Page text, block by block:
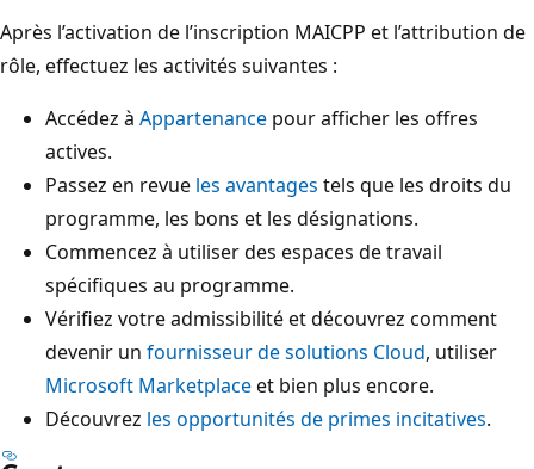
Après l’activation de l’inscription MAICPP et l’attribution de
rôle, effectuez les activités suivantes :
Accédez à Appartenance pour afficher les offres
actives.
Passez en revue les avantages tels que les droits du
programme, les bons et les désignations.
Commencez à utiliser des espaces de travail
spécifiques au programme.
Vérifiez votre admissibilité et découvrez comment
devenir un fournisseur de solutions Cloud, utiliser
Microsoft Marketplaceet bien plus encore.
Découvrez les opportunités de primes incitatives.